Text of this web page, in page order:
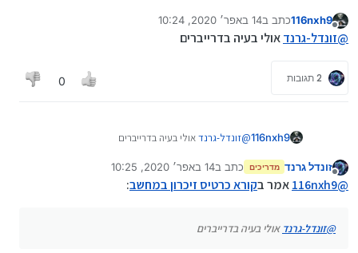
מראה שהוא תקין....
שאני שם את הכרטיס בקורא כרטיסים הוא כן נקלט וזה
מנותק
116nxh9כתב ב14 באפר׳ 2020, 10:24
נערך לאחרונה על ידי
@זונדל-גרנדאולי בעיה בדרייברים
2 תגובות 0
116nxh9
@זונדל-גרנדאולי בעיה בדרייברים
מנותק
זונדל גרנד מדריכים כתב ב14 באפר׳ 2020, 10:25
נערך לאחרונה על ידי
@
116nxh9אמר בקורא כרטיס זיכרון במחשב:
@זונדל-גרנד אולי בעיה בדרייברים